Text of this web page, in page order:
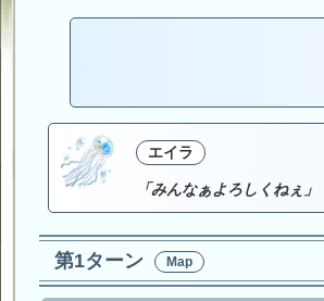
エイラ
「みんなぁよろしくねぇ」
第1ターン Map